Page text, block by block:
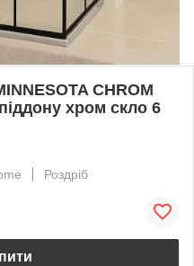
CHROM
хром скло 6
Роздріб